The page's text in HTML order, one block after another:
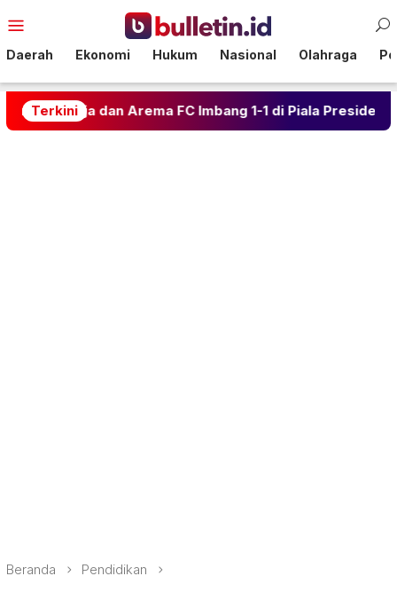
ke
Mobile
Daerah Ekonomi Hukum Nasional Olahraga
Terkini
dan Arema FC Imbang 1-1 di Piala Presiden
Beranda Pendidikan